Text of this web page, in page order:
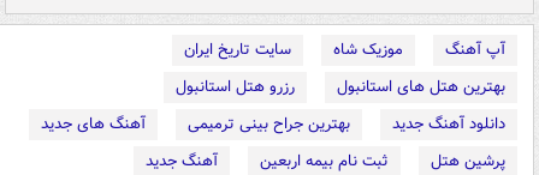
آپ آهنگ موزیک شاه
سایت تاریخ ایران
بهترین هتل های استانبول
رزرو هتل استانبول
دانلود آهنگ جدید
بهترین جراح بینی ترمیمی
آهنگ های جدید
پرشین هتل
ثبت نام بیمه اربعین
آهنگ جدید